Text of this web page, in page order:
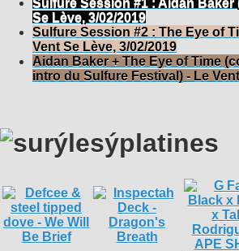
Sulfure Session #1 : Aidan Baker
Se Lève, 3/02/2019
Sulfure Session #2 : The Eye of
Vent Se Lève, 3/02/2019
Aidan Baker + The Eye of Time
intro du Sulfure Festival) - Le